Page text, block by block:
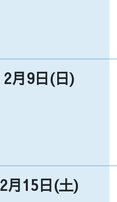
2月9日(日)
2月15日(土)